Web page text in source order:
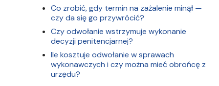
Co zrobić, gdy termin na zażalenie minął —
czy da się go przywrócić?
Czy odwołanie wstrzymuje wykonanie
decyzji penitencjarnej?
Ile kosztuje odwołanie w sprawach
wykonawczych i czy można mieć obrońcę z
urzędu?